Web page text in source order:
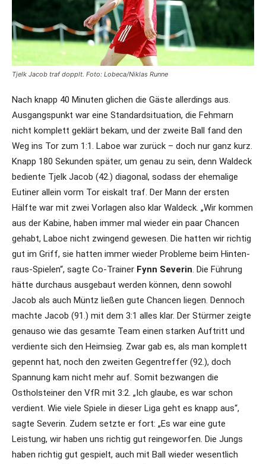
Tjelk Jacob traf dopplt. Foto: Lobeca/Niklas Runne
Nach knapp 40 Minuten glichen die Gäste allerdings aus.
Ausgangspunkt war eine Standardsituation, die Fehmarn
nicht komplett geklärt bekam, und der zweite Ball fand den
Weg ins Tor zum 1:1. Laboe war zurück – doch nur ganz kurz.
Knapp 180 Sekunden später, um genau zu sein, denn Waldeck
bediente Tjelk Jacob (42.) diagonal, sodass der ehemalige
Eutiner allein vorm Tor eiskalt traf. Der Mann der ersten
Hälfte war mit zwei Vorlagen also klar Waldeck. „Wir kommen
aus der Kabine, haben immer mal wieder ein paar Chancen
gehabt, Laboe nicht zwingend gewesen. Die hatten wir richtig
gut im Griff, sie hatten immer wieder Probleme beim Hinten-
raus-Spielen“, sagte Co-Trainer Fynn Severin. Die Führung
hätte durchaus ausgebaut werden können, denn sowohl
Jacob als auch Müntz ließen gute Chancen liegen. Dennoch
machte Jacob (91.) mit dem 3:1 alles klar. Der Stürmer zeigte
genauso wie das gesamte Team einen starken Auftritt und
verdiente sich den Heimsieg. Zwar gab es, als man komplett
gepennt hat, noch den zweiten Gegentreffer (92.), doch
Spannung kam nicht mehr auf. Somit bezwangen die
Ostholsteiner den VfR mit 3:2. „Ich glaube, es war schon
verdient. Wie viele Spiele in dieser Liga geht es knapp aus“,
sagte Severin. Zudem setzte er fort: „Es war eine gute
Leistung, wir haben uns richtig gut reingeworfen. Die Jungs
haben richtig gut gespielt, auch mit Ball wieder wesentlich